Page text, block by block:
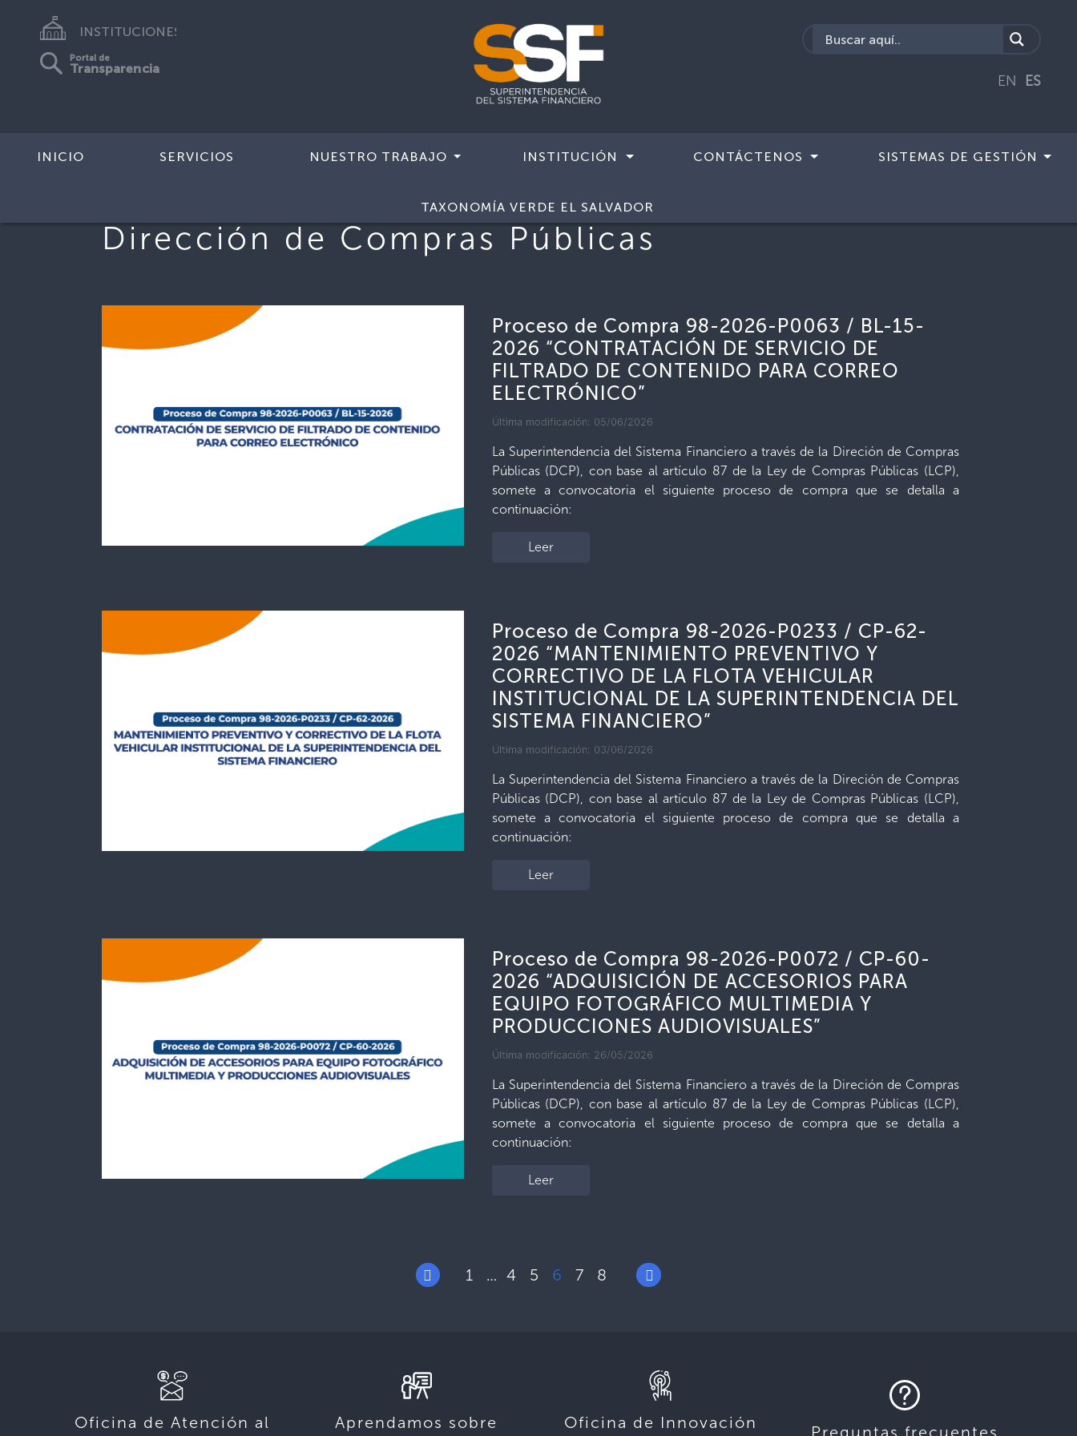
INSTITUCIONES
Portal de
Transparencia
EN ES
INICIO SERVICIOS NUESTRO TRABAJO INSTITUCIÓN CONTÁCTENOS SISTEMAS DE GESTIÓN
TAXONOMÍA VERDE EL SALVADOR
Dirección de Compras Públicas
Proceso de Compra 98-2026-P0063 / BL-15-
2026 “CONTRATACIÓN DE SERVICIO DE
FILTRADO DE CONTENIDO PARA CORREO
ELECTRÓNICO”
Última modificación: 05/06/2026
La Superintendencia del Sistema Financiero a través de la Direción de Compras
Públicas (DCP), con base al artículo 87 de la Ley de Compras Públicas (LCP),
somete a convocatoria el siguiente proceso de compra que se detalla a
continuación:
Leer
Proceso de Compra 98-2026-P0233 / CP-62-
2026 “MANTENIMIENTO PREVENTIVO Y
CORRECTIVO DE LA FLOTA VEHICULAR
INSTITUCIONAL DE LA SUPERINTENDENCIA DEL
SISTEMA FINANCIERO”
Última modificación: 03/06/2026
La Superintendencia del Sistema Financiero a través de la Direción de Compras
Públicas (DCP), con base al artículo 87 de la Ley de Compras Públicas (LCP),
somete a convocatoria el siguiente proceso de compra que se detalla a
continuación:
Leer
Proceso de Compra 98-2026-P0072 / CP-60-
2026 “ADQUISICIÓN DE ACCESORIOS PARA
EQUIPO FOTOGRÁFICO MULTIMEDIA Y
PRODUCCIONES AUDIOVISUALES”
Última modificación: 26/05/2026
La Superintendencia del Sistema Financiero a través de la Direción de Compras
Públicas (DCP), con base al artículo 87 de la Ley de Compras Públicas (LCP),
somete a convocatoria el siguiente proceso de compra que se detalla a
continuación:
Leer
1 … 4 5 6 7 8
Oficina de Atención al
Aprendamos sobre
Oficina de Innovación
Preguntas frecuentes